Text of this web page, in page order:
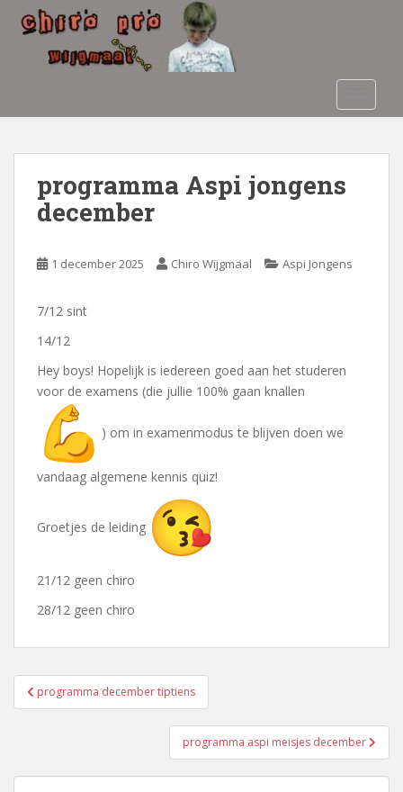
o
programma Aspi jongens
december
1 december 2025 Chiro Wijgmaal Aspi Jongens
7/12 sint
14/12
Hey boys! Hopelijk is iedereen goed aan het studeren
voor de examens (die jullie 100% gaan knallen
) om in examenmodus te blijven doen we
vandaag algemene kennis quiz!
Groetjes de leiding
21/12 geen chiro
28/12 geen chiro
Bericht
navigatie
programma december tiptiens
programma aspi meisjes december